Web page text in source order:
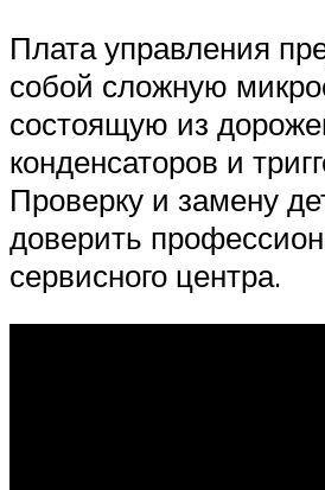
Плата управления
собой сложную
состоящую из
конденсаторов и
Проверку и замену
доверить
сервисного центра.